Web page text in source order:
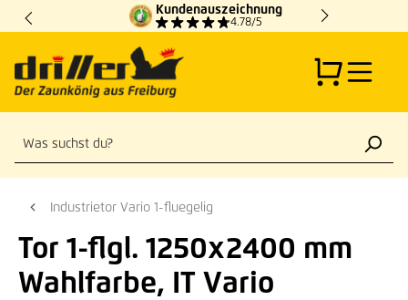
Zum Hauptinhalt springen
Kundenauszeichnung
4.78/5
Industrietor Vario 1-fluegelig
Tor 1-flgl. 1250x2400 mm
Wahlfarbe, IT Vario